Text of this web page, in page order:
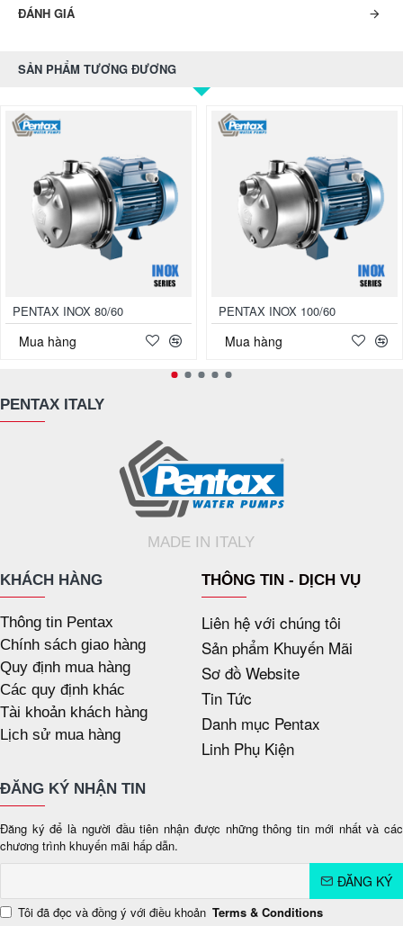
ĐÁNH GIÁ
SẢN PHẨM TƯƠNG ĐƯƠNG
PENTAX INOX 80/60
Mua hàng
PENTAX INOX 100/60
Mua hàng
PENTAX ITALY
MADE IN ITALY
KHÁCH HÀNG
Thông tin Pentax
Chính sách giao hàng
Quy định mua hàng
Các quy định khác
Tài khoản khách hàng
Lịch sử mua hàng
THÔNG TIN - DỊCH VỤ
Liên hệ với chúng tôi
Sản phẩm Khuyến Mãi
Sơ đồ Website
Tin Tức
Danh mục Pentax
Linh Phụ Kiện
ĐĂNG KÝ NHẬN TIN
Đăng ký để là người đầu tiên nhận được những thông tin mới nhất và các
chương trình khuyến mãi hấp dẫn.
ĐĂNG KÝ
Tôi đã đọc và đồng ý với điều khoản Terms & Conditions